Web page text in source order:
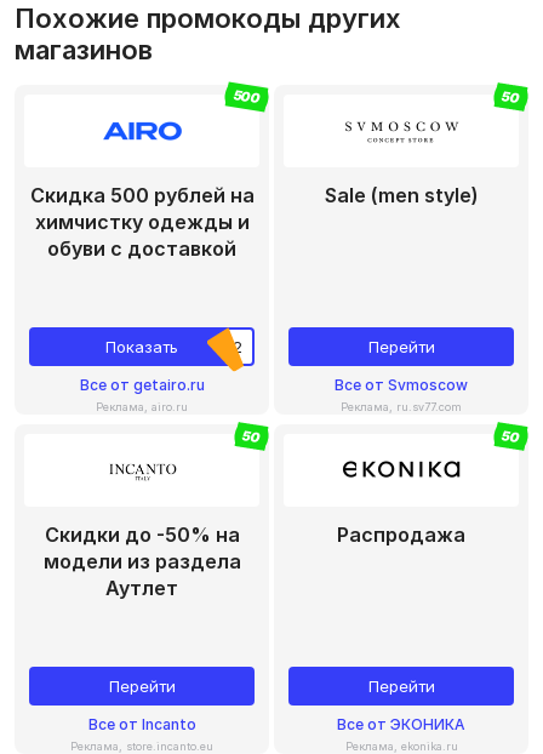
Похожие промокоды других
магазинов
500
Скидка 500 рублей на
химчистку одежды и
обуви с доставкой
Показать 2
Все от getairo.ru
Реклама, airo.ru
50
Sale (men style)
Перейти
Все от Svmoscow
Реклама, ru.sv77.com
50
Скидки до -50% на
модели из раздела
Аутлет
Перейти
Все от Incanto
Реклама, store.incanto.eu
50
Распродажа
Перейти
Все от ЭКОНИКА
Реклама, ekonika.ru